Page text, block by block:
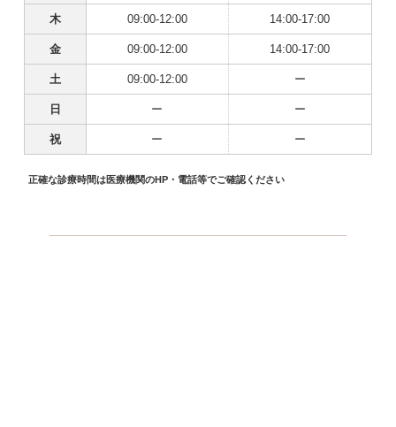
木 09:00-12:00 14:00-17:00
金 09:00-12:00 14:00-17:00
土 09:00-12:00 ー
日 ー ー
祝 ー ー
正確な診療時間は医療機関のHP・電話等でご確認ください